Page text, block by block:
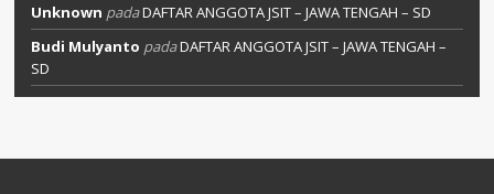
Unknown padaDAFTAR ANGGOTA JSIT – JAWA TENGAH – SD
Budi Mulyanto padaDAFTAR ANGGOTA JSIT – JAWA TENGAH –
SD